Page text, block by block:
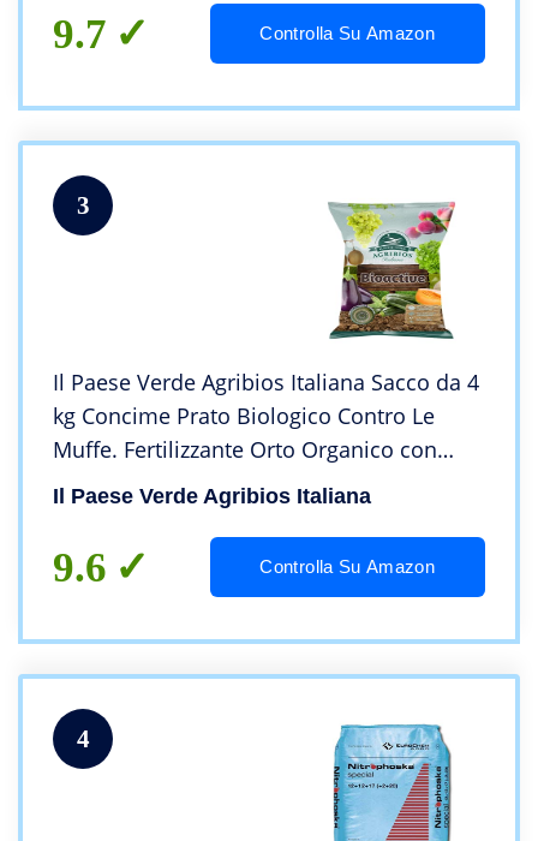
9.7 Controlla Su Amazon
3
Il Paese Verde Agribios Italiana Sacco da 4
kg Concime Prato Biologico Contro Le
Muffe. Fertilizzante Orto Organico con
Stallatico Contro Funghi E Marciumi.
Rivitalizza E Rende più Fertile Il Terreno
Il Paese Verde Agribios Italiana
9.6 Controlla Su Amazon
4